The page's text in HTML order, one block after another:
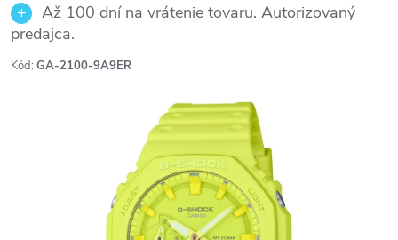
Až 100 dní na vrátenie tovaru. Autorizovaný
predajca.
Kód: GA-2100-9A9ER